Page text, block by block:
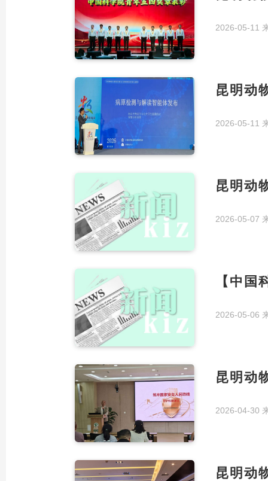
2026-05-11
昆明动
2026-05-11
昆明动
2026-05-07
【中
2026-05-06
昆明动
2026-04-30
昆明动